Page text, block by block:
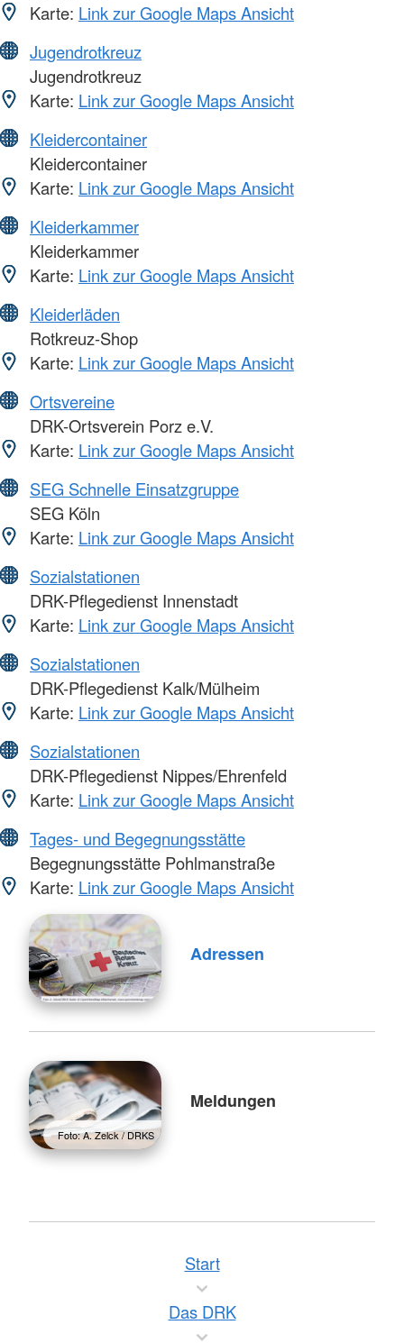
Karte: Link zur Google Maps Ansicht
Jugendrotkreuz
Jugendrotkreuz
Karte: Link zur Google Maps Ansicht
Kleidercontainer
Kleidercontainer
Karte: Link zur Google Maps Ansicht
Kleiderkammer
Kleiderkammer
Karte: Link zur Google Maps Ansicht
Kleiderläden
Rotkreuz-Shop
Karte: Link zur Google Maps Ansicht
Ortsvereine
DRK-Ortsverein Porz e.V.
Karte: Link zur Google Maps Ansicht
SEG Schnelle Einsatzgruppe
SEG Köln
Karte: Link zur Google Maps Ansicht
Sozialstationen
DRK-Pflegedienst Innenstadt
Karte: Link zur Google Maps Ansicht
Sozialstationen
DRK-Pflegedienst Kalk/Mülheim
Karte: Link zur Google Maps Ansicht
Sozialstationen
DRK-Pflegedienst Nippes/Ehrenfeld
Karte: Link zur Google Maps Ansicht
Tages- und Begegnungsstätte
Begegnungsstätte Pohlmanstraße
Karte: Link zur Google Maps Ansicht
Adressen
Foto: A. Zelck / DRKS
Meldungen
Start
Das DRK